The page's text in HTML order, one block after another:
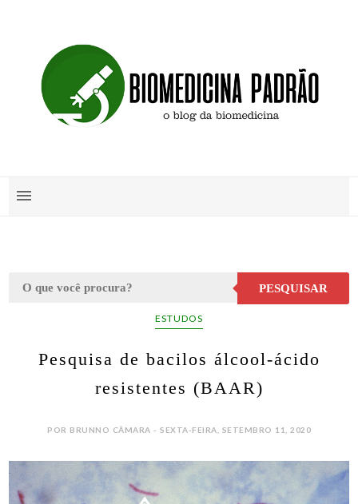
PESQUISAR
ESTUDOS
Pesquisa de bacilos álcool-ácido
resistentes (BAAR)
POR BRUNNO CÂMARA - SEXTA-FEIRA, SETEMBRO 11, 2020